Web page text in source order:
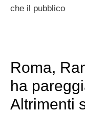
che il pubblico
Roma,
ha
Altrimenti